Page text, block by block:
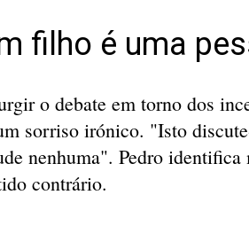
filho é uma
o debate em torno dos
sorriso irónico. "Isto
nenhuma". Pedro
contrário.